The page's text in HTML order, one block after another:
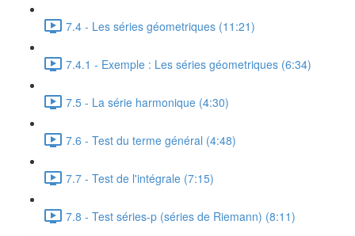
7.4 - Les séries géometriques (11:21)
7.4.1 - Exemple : Les séries géometriques (6:34)
7.5 - La série harmonique (4:30)
7.6 - Test du terme général (4:48)
7.7 - Test de l'intégrale (7:15)
7.8 - Test séries-p (séries de Riemann) (8:11)